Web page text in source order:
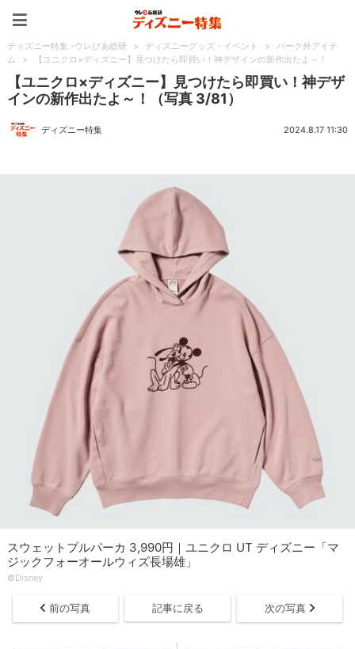
ディズニー特集 -ウレぴあ総研 > ディズニーグッズ・イベント >
パーク外アイテ
ム
> 【ユニクロ×ディズニー】見つけたら即買い！神デザインの新作出たよ～！
【ユニクロ×ディズニー】見つけたら即買い！神デザ
インの新作出たよ～！（写真 3/81）
ディズニー特集 2024.8.17 11:30
スウェットプルパーカ 3,990円｜ユニクロ UT ディズニー「マ
ジックフォーオールウィズ長場雄」
©Disney
前の写真 記事に戻る 次の写真